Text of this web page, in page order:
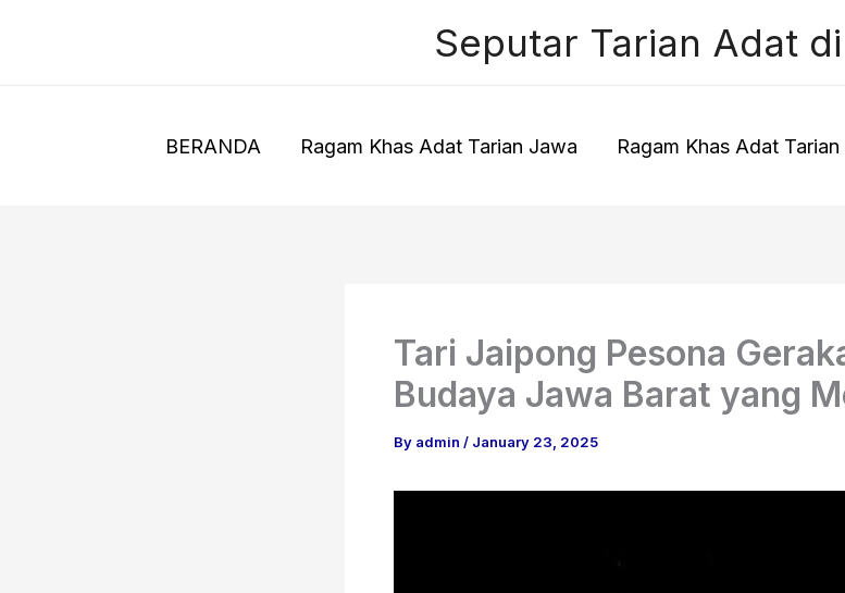
Seputar Tarian Adat
BERANDA Ragam Khas Adat Tarian Jawa Ragam Khas Adat
Tari Jaipong Pesona
Budaya Jawa Barat yang
By admin / January 23, 2025